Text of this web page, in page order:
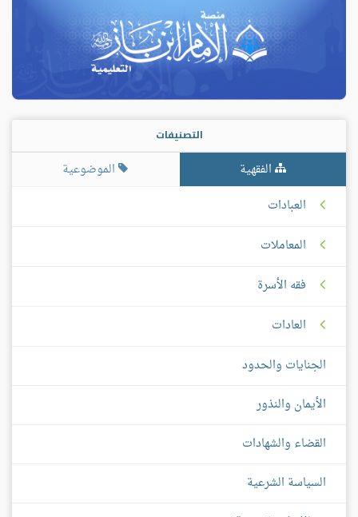
التصنيفات
الفقهية
الموضوعية
العبادات
المعاملات
فقه الأسرة
العادات
الجنايات والحدود
الأيمان والنذور
القضاء والشهادات
السياسة الشرعية